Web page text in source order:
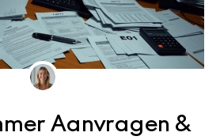
Aanvragen &